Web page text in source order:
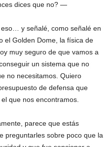
dices que no? —
y señalé, como señalé en
el Golden Dome, la física de
muy seguro de que vamos a
un sistema que no
no necesitamos. Quiero
de defensa que
que nos encontramos.
parece que estás
preguntarles sobre poco que la